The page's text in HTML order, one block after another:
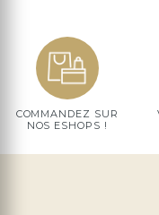
COMMANDEZ SUR
NOS ESHOPS !